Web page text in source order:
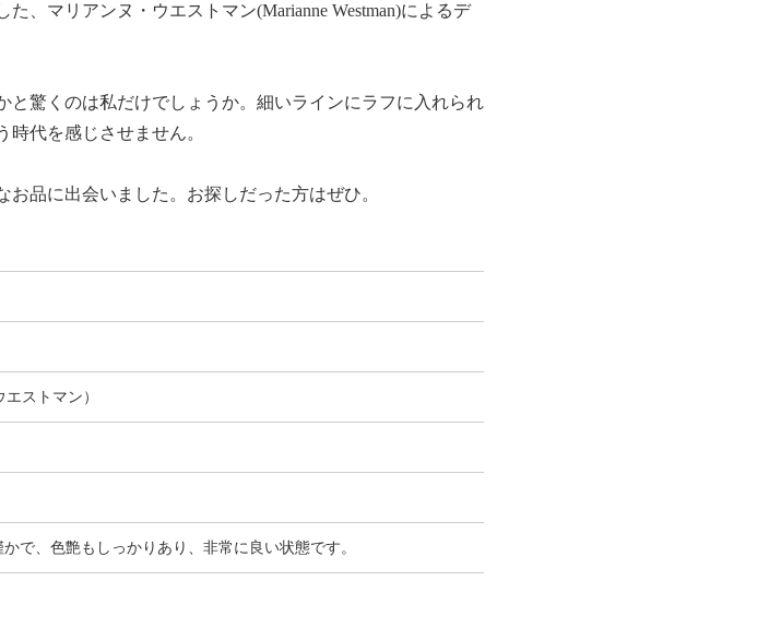
、マリアンヌ・ウエストマン(Marianne Westman)によるデ
と驚くのは私だけでしょうか。細いラインにラフに入れられ
代を感じさせません。
品に出会いました。お探しだった方はぜひ。
エストマン）
で、色艶もしっかりあり、非常に良い状態です。